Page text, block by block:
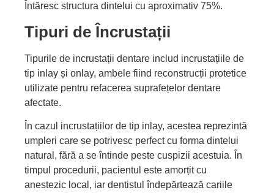
Întăresc structura dintelui cu aproximativ 75%.
Tipuri de Încrustații
Tipurile de incrustații dentare includ incrustațiile de
tip inlay și onlay, ambele fiind reconstrucții protetice
utilizate pentru refacerea suprafețelor dentare
afectate.
În cazul incrustațiilor de tip inlay, acestea reprezintă
umpleri care se potrivesc perfect cu forma dintelui
natural, fără a se întinde peste cuspizii acestuia. În
timpul procedurii, pacientul este amorțit cu
anestezic local, iar dentistul îndepărtează cariile